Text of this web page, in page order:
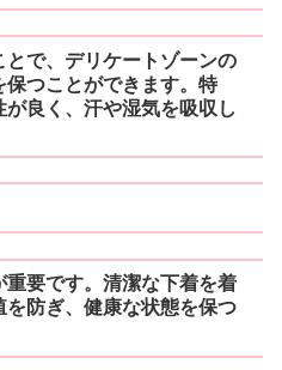
で、デリケートゾーンの
つことができます。特
良く、汗や湿気を吸収し
要です。清潔な下着を着
防ぎ、健康な状態を保つ